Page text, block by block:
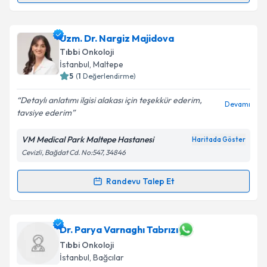
için bir takvim hazırlandığında e-posta ile
bilgilendireceğiz.
E-posta Adresiniz
Metni 'ni okudum ve kişisel verilerimin belirtilen
kapsamda işlenmesini kabul ediyorum.
Takvim Talebini Gönder
Uzm. Dr. Nargiz Majidova
Tıbbi Onkoloji
İstanbul, Maltepe
5 (1 Değerlendirme)
Detaylı anlatımı ilgisi alakası için teşekkür ederim,
tavsiye ederim
Devamı
VM Medical Park Maltepe Hastanesi Haritada Göster
Cevizli, Bağdat Cd. No:547, 34846
Randevu Talep Et
Randevu Takvimi Talebi
Uzm. Dr. Nargiz Majidovaiçin randevu takvimi
talebi oluşturun. Size bu uzmandan randevu almanız
için bir takvim hazırlandığında e-posta ile
bilgilendireceğiz.
Dr. Parya Varnaghı Tabrızı
Tıbbi Onkoloji
İstanbul, Bağcılar